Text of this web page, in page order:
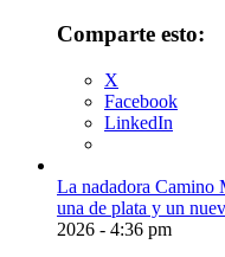
Comparte esto:
X
Facebook
LinkedIn
La nadadora Camino
una de plata y un
2026 - 4:36 pm